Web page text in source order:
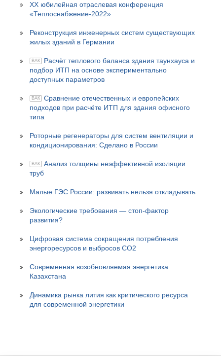
XX юбилейная отраслевая конференция
«Теплоснабжение-2022»
Реконструкция инженерных систем существующих
жилых зданий в Германии
ВАК
Расчёт теплового баланса здания таунхауса и
подбор ИТП на основе экспериментально
доступных параметров
ВАК
Сравнение отечественных и европейских
подходов при расчёте ИТП для здания офисного
типа
Роторные регенераторы для систем вентиляции и
кондиционирования: Сделано в России
ВАК
Анализ толщины неэффективной изоляции
труб
Малые ГЭС России: развивать нельзя откладывать
Экологические требования — стоп-фактор
развития?
Цифровая система сокращения потребления
энергоресурсов и выбросов СО2
Современная возобновляемая энергетика
Казахстана
Динамика рынка лития как критического ресурса
для современной энергетики